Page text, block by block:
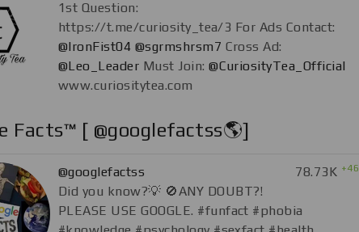
1st Question:
https://t.me/curiosity_tea/3 For Ads Contact:
@IronFist04 @sgrmshrsm7 Cross Ad:
@Leo_Leader Must Join:@CuriosityTea_Official
www.curiositytea.com
Facts™ [ ️@googlefactss🌎]
@googlefactss 78.73K +46
Did you know?💡 🚫ANY DOUBT?!
PLEASE USE GOOGLE. #funfact #phobia